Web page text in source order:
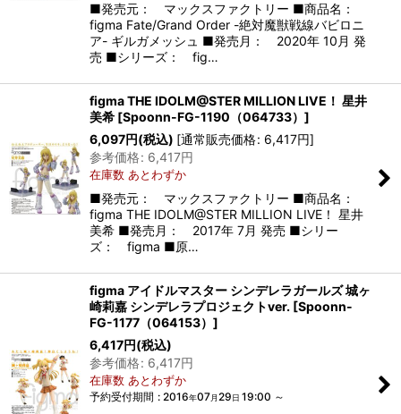
■発売元： マックスファクトリー ■商品名：
figma Fate/Grand Order -絶対魔獣戦線バビロニ
ア- ギルガメッシュ ■発売月： 2020年 10月 発
売 ■シリーズ： fig…
figma THE IDOLM@STER MILLION LIVE！ 星井
美希 [Spoonn-FG-1190（064733） ]
6,097円(税込) [通常販売価格: 6,417円]
参考価格: 6,417円
在庫数 あとわずか
■発売元： マックスファクトリー ■商品名：
figma THE IDOLM@STER MILLION LIVE！ 星井
美希 ■発売月： 2017年 7月 発売 ■シリー
ズ： figma ■原…
figma アイドルマスター シンデレラガールズ 城ヶ
崎莉嘉 シンデレラプロジェクトver. [Spoonn-
FG-1177（064153） ]
6,417円(税込)
参考価格: 6,417円
在庫数 あとわずか
予約受付期間 : 2016年07月29日 19:00 ～